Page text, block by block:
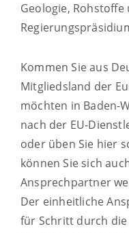
Geologie, Rohstoffe
Kommen Sie aus
Mitgliedsland der
möchten in Baden-
nach der EU-
oder üben Sie hier
können Sie sich
Ansprechpartner
Der einheitliche
für Schritt durch die